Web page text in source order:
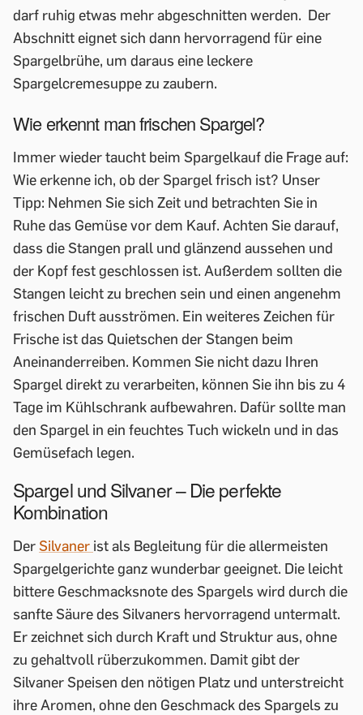
darf ruhig etwas mehr abgeschnitten werden. Der
Abschnitt eignet sich dann hervorragend für eine
Spargelbrühe, um daraus eine leckere
Spargelcremesuppe zu zaubern.
Wie erkennt man frischen Spargel?
Immer wieder taucht beim Spargelkauf die Frage auf:
Wie erkenne ich, ob der Spargel frisch ist? Unser
Tipp: Nehmen Sie sich Zeit und betrachten Sie in
Ruhe das Gemüse vor dem Kauf. Achten Sie darauf,
dass die Stangen prall und glänzend aussehen und
der Kopf fest geschlossen ist. Außerdem sollten die
Stangen leicht zu brechen sein und einen angenehm
frischen Duft ausströmen. Ein weiteres Zeichen für
Frische ist das Quietschen der Stangen beim
Aneinanderreiben. Kommen Sie nicht dazu Ihren
Spargel direkt zu verarbeiten, können Sie ihn bis zu 4
Tage im Kühlschrank aufbewahren. Dafür sollte man
den Spargel in ein feuchtes Tuch wickeln und in das
Gemüsefach legen.
Spargel und Silvaner – Die perfekte
Kombination
DerSilvaner ist als Begleitung für die allermeisten
Spargelgerichte ganz wunderbar geeignet. Die leicht
bittere Geschmacksnote des Spargels wird durch die
sanfte Säure des Silvaners hervorragend untermalt.
Er zeichnet sich durch Kraft und Struktur aus, ohne
zu gehaltvoll rüberzukommen. Damit gibt der
Silvaner Speisen den nötigen Platz und unterstreicht
ihre Aromen, ohne den Geschmack des Spargels zu